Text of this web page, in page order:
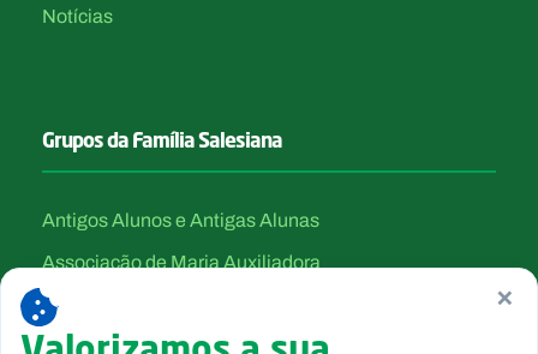
Notícias
Grupos da Família Salesiana
Antigos Alunos e Antigas Alunas
Associação de Maria Auxiliadora
Canção Nova
Filhas de Maria Auxiliadora
×